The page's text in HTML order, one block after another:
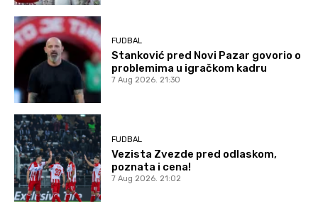
FUDBAL
Stanković pred Novi Pazar govorio o
problemima u igračkom kadru
7 Aug 2026. 21:30
FUDBAL
Vezista Zvezde pred odlaskom,
poznata i cena!
7 Aug 2026. 21:02